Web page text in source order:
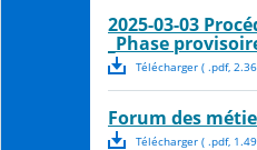
2025-03-03
_Phase
Télécharger( .pdf, 2.36
Forum des
Télécharger( .pdf, 1.49